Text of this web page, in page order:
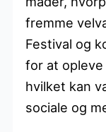
fremme
Festival og
for at
hvilket kan
sociale og